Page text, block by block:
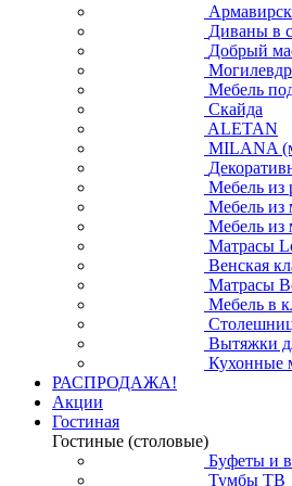
Диваны в
Добрый
Мебель
Скайда
ALETAN
MILANA
Мебель из
Мебель из
Мебель из
Матрасы
Венская
Матрасы
Мебель в
Вытяжки
Кухонные
РАСПРОДАЖА!
Акции
Гостиная
Гостиные (столовые)
Буфеты и
Тумбы ТВ